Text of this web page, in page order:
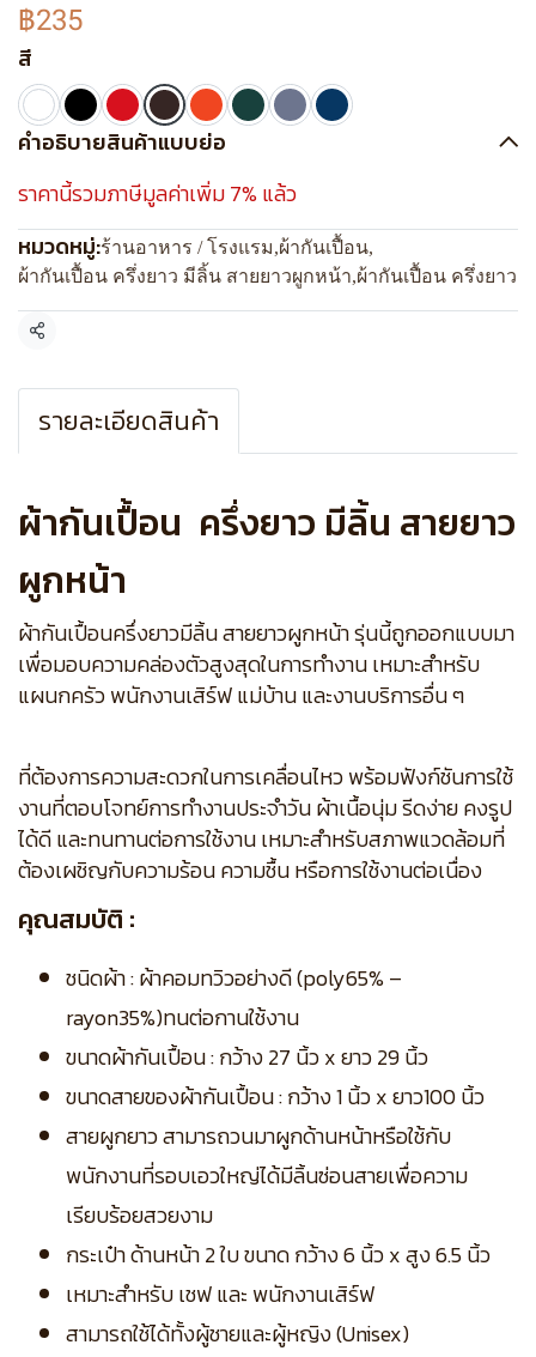
฿235
สี
คำอธิบายสินค้าแบบย่อ
ราคานี้รวมภาษีมูลค่าเพิ่ม 7% แล้ว
หมวดหมู่:ร้านอาหาร / โรงแรม,ผ้ากันเปื้อน,
ผ้ากันเปื้อน ครึ่งยาว มีลิ้น สายยาวผูกหน้า,ผ้ากันเปื้อน ครึ่งยาว
แชร์
รายละเอียดสินค้า
ผ้ากันเปื้อน ครึ่งยาว มีลิ้น สายยาว
ผูกหน้า
ผ้ากันเปื้อนครึ่งยาวมีลิ้น สายยาวผูกหน้า รุ่นนี้ถูกออกแบบมา
เพื่อมอบความคล่องตัวสูงสุดในการทำงาน เหมาะสำหรับ
แผนกครัว พนักงานเสิร์ฟ แม่บ้าน และงานบริการอื่น ๆ
ที่ต้องการความสะดวกในการเคลื่อนไหว พร้อมฟังก์ชันการใช้
งานที่ตอบโจทย์การทำงานประจำวัน ผ้าเนื้อนุ่ม รีดง่าย คงรูป
ได้ดี และทนทานต่อการใช้งาน เหมาะสำหรับสภาพแวดล้อมที่
ต้องเผชิญกับความร้อน ความชื้น หรือการใช้งานต่อเนื่อง
คุณสมบัติ :
ชนิดผ้า : ผ้าคอมทวิวอย่างดี (poly65% –
rayon35%)ทนต่อกานใช้งาน
ขนาดผ้ากันเปื้อน : กว้าง 27 นิ้ว x ยาว 29 นิ้ว
ขนาดสายของผ้ากันเปื้อน : กว้าง 1 นิ้ว x ยาว100 นิ้ว
สายผูกยาว สามารถวนมาผูกด้านหน้าหรือใช้กับ
พนักงานที่รอบเอวใหญ่ได้มีลิ้นซ่อนสายเพื่อความ
เรียบร้อยสวยงาม
กระเป๋า ด้านหน้า 2 ใบ ขนาด กว้าง 6 นิ้ว x สูง 6.5 นิ้ว
เหมาะสำหรับ เชฟ และ พนักงานเสิร์ฟ
สามารถใช้ได้ทั้งผู้ชายและผู้หญิง (Unisex)